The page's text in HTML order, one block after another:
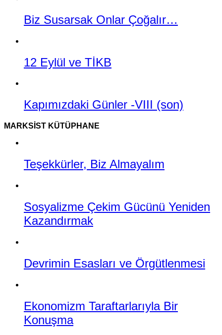
Biz Susarsak Onlar Çoğalır…
12 Eylül ve TİKB
Kapımızdaki Günler -VIII (son)
MARKSIST KÜTÜPHANE
Teşekkürler, Biz Almayalım
Sosyalizme Çekim Gücünü Yeniden
Kazandırmak
Devrimin Esasları ve Örgütlenmesi
Ekonomizm Taraftarlarıyla Bir
Konuşma